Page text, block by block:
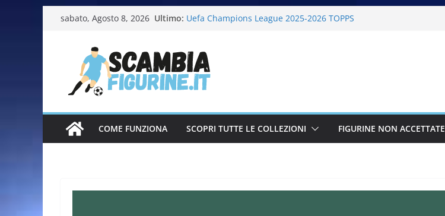
sabato, Agosto 8, 2026 Ultimo: Uefa Champions League 2025-2026 TOPPS
Calciatrici 2025-2026 PANINI
Calciatori Serie B BKT 2025-2026 PANINI
COME FUNZIONA SCOPRI TUTTE LE COLLEZIONI FIGURINE NON ACCETTATE